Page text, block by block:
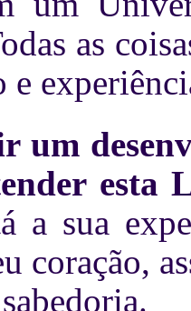
as
e
um
esta
a sua
coração,